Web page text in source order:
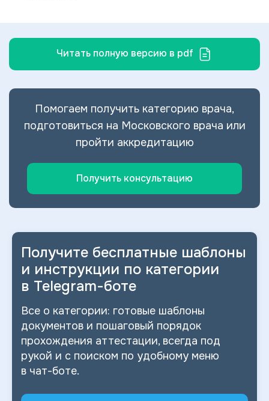
Читать полную версию в pdf
Помогаем получить категорию врача,
подготовиться на Московского врача или
пройти аккредитацию
Получить консультацию
Получите бесплатные шаблоны
и инструкции по категории
в Telegram-боте
Все о категории: готовые шаблоны
документов и пошаговый порядок
прохождения аттестации, всегда под
рукой и с поиском по удобному меню
в чат-боте.